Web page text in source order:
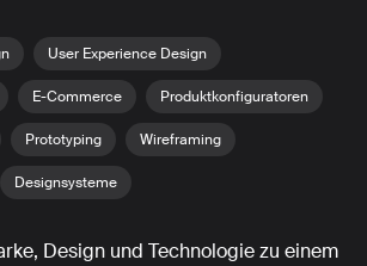
User Experience Design
E-Commerce Produktkonfiguratoren
Prototyping Wireframing
Designsysteme
Design und Technologie zu einem